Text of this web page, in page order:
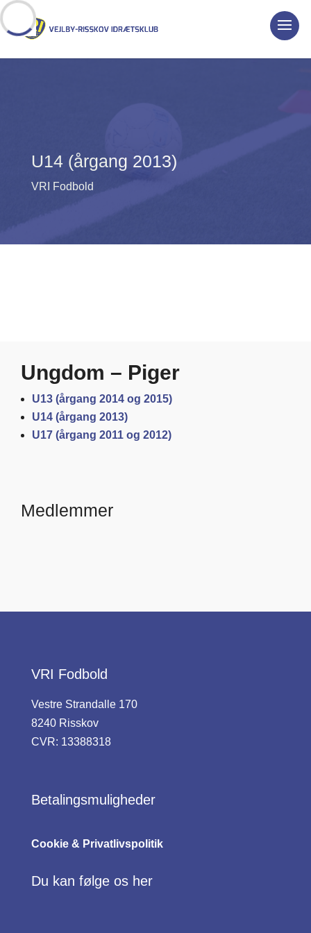
U14 (årgang 2013)
VRI Fodbold
Ungdom – Piger
U13 (årgang 2014 og 2015)
U14 (årgang 2013)
U17 (årgang 2011 og 2012)
Medlemmer
VRI Fodbold
Vestre Strandalle 170
8240 Risskov
CVR: 13388318
Betalingsmuligheder
Cookie & Privatlivspolitik
Du kan følge os her